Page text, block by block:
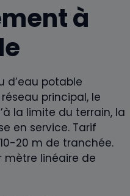
à
d’eau potable
principal, le
la limite du terrain, la
en service. Tarif
20 m de tranchée.
mètre linéaire de